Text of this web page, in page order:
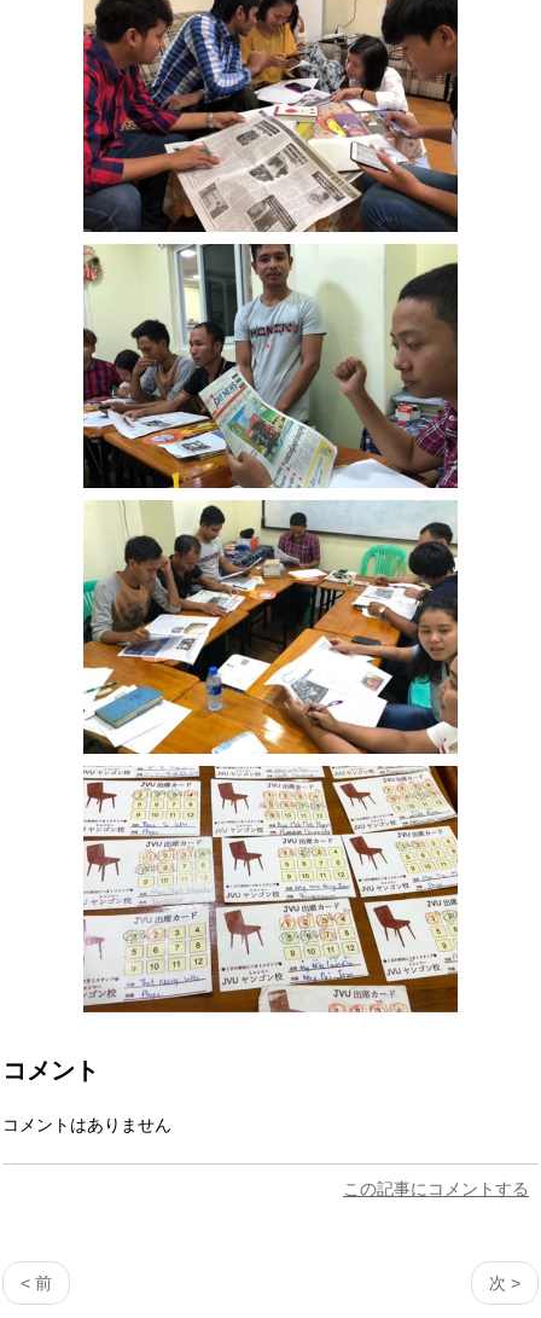
コメント
コメントはありません
この記事にコメントする
< 前 次 >